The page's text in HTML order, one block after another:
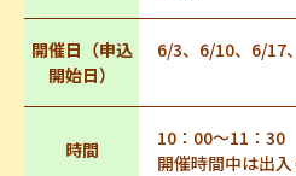
開催日（申込
開始日）
6/3、6/10、6/17
時間
10：00～11：30
開催時間中は出入